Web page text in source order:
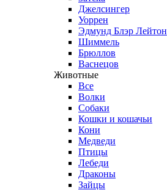
Джелсингер
Уоррен
Эдмунд Блэр Лейтон
Шиммель
Брюллов
Васнецов
Животные
Все
Волки
Собаки
Кошки и кошачьи
Кони
Медведи
Птицы
Лебеди
Драконы
Зайцы